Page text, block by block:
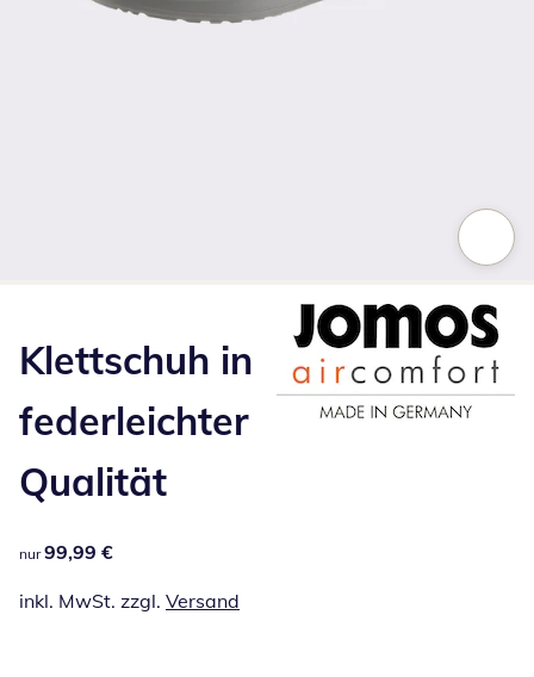
Klettschuh in
federleichter
Qualität
99,99 €
nur 99,99 €
inkl. MwSt. zzgl. Versand